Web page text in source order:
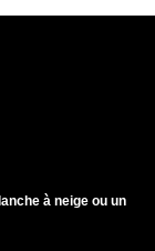
à neige ou un